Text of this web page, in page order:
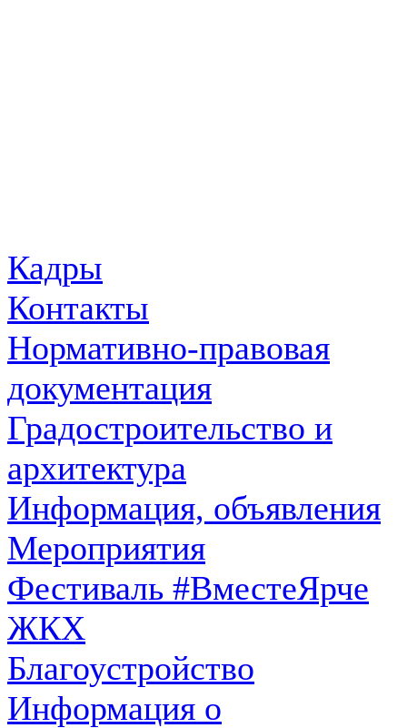
Кадры
Контакты
Нормативно-правовая
документация
Градостроительство и
архитектура
Информация, объявления
Мероприятия
Фестиваль #ВместеЯрче
ЖКХ
Благоустройство
Информация о